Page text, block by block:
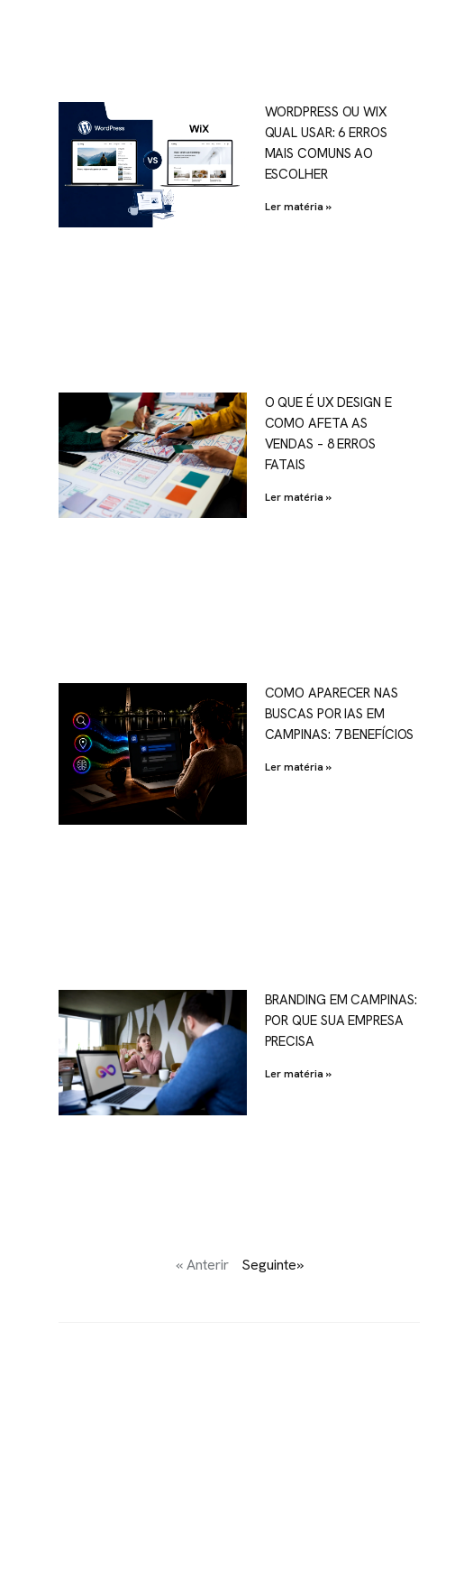
WORDPRESS OU WIX
QUAL USAR: 6 ERROS
MAIS COMUNS AO
ESCOLHER
Ler matéria »
O QUE É UX DESIGN E
COMO AFETA AS
VENDAS – 8 ERROS
FATAIS
Ler matéria »
COMO APARECER NAS
BUSCAS POR IAS EM
CAMPINAS: 7 BENEFÍCIOS
Ler matéria »
BRANDING EM CAMPINAS:
POR QUE SUA EMPRESA
PRECISA
Ler matéria »
« Anterir Seguinte»